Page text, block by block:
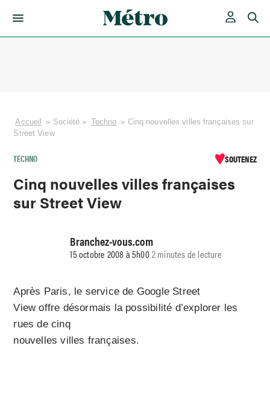
Accueil » Société » Techno » Cinq nouvelles villes françaises sur
Street View
TECHNO SOUTENEZ
Cinq nouvelles villes françaises
sur Street View
Branchez-vous.com
15 octobre 2008 à 5h002 minutes de lecture
Après Paris, le service de Google Street
View offre désormais la possibilité d’explorer les
rues de cinq
nouvelles villes françaises.